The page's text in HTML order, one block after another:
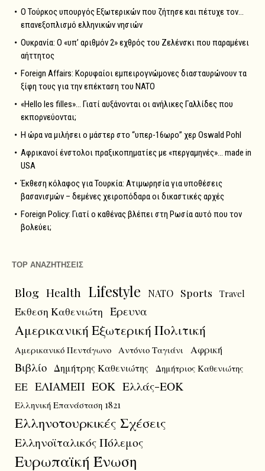
Ο Τούρκος υπουργός Εξωτερικών που ζήτησε και πέτυχε τον…
επανεξοπλισμό ελληνικών νησιών
Ουκρανία: Ο «υπ’ αριθμόν 2» εχθρός του Ζελένσκι που παραμένει
αήττητος
Foreign Affairs: Κορυφαίοι εμπειρογνώμονες διασταυρώνουν τα
ξίφη τους για την επέκταση του NATO
«Hello les filles»… Γιατί αυξάνονται οι ανήλικες Γαλλίδες που
εκπορνεύονται;
Η ώρα να μιλήσει ο μάστερ στο “υπερ-16ωρο” χερ Oswald Pohl
Αφρικανοί ένστολοι πραξικοπηματίες με «περγαμηνές»… made in
USA
Έκθεση κόλαφος για Τουρκία: Ατιμωρησία για υποθέσεις
βασανισμών – δεμένες χειροπόδαρα οι δικαστικές αρχές
Foreign Policy: Γιατί ο καθένας βλέπει στη Ρωσία αυτό που τον
βολεύει;
TOP ΑΝΑΖΗΤΗΣΕΙΣ
Blog Health Lifestyle NATO Sports Travel
Έκθεση Καθενιώτη Έρευνα
Αμερικανική Εξωτερική Πολιτική
Αμερικανικό Πεντάγωνο Αντόνιο Ταγιάνι Αφρική
Βιβλίο Δημήτρης Καθενιώτης Δημήτριος Καθενιώτης
ΕΕ ΕΛΙΑΜΕΠ ΕΟΚ Ελλάς-ΕΟΚ
Ελληνική Επανάσταση 1821
Ελληνοτουρκικές Σχέσεις
Ελληνοϊταλικός Πόλεμος
Ευρωπαϊκή Ένωση